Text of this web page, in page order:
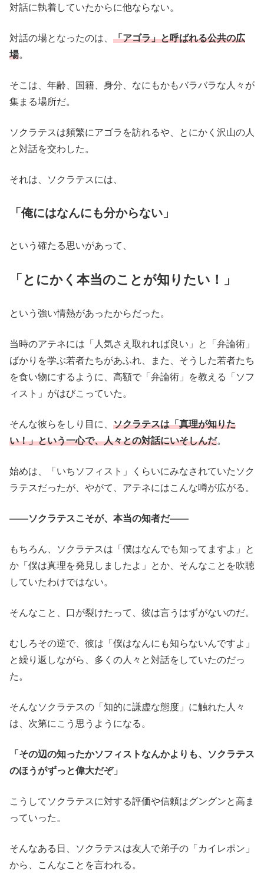
対話に執着していたからに他ならない。
対話の場となったのは、 「アゴラ」と呼ばれる公共の広
場。
そこは、年齢、国籍、身分、なにもかもバラバラな人々が
集まる場所だ。
ソクラテスは頻繁にアゴラを訪れるや、とにかく沢山の人
と対話を交わした。
それは、ソクラテスには、
「俺にはなんにも分からない」
という確たる思いがあって、
「とにかく本当のことが知りたい！」
という強い情熱があったからだった。
当時のアテネには「人気さえ取れれば良い」と「弁論術」
ばかりを学ぶ若者たちがあふれ、また、そうした若者たち
を食い物にするように、高額で「弁論術」を教える「ソフ
ィスト」がはびこっていた。
そんな彼らをしり目に、 ソクラテスは「真理が知りた
い！」という一心で、人々との対話にいそしんだ。
始めは、「いちソフィスト」くらいにみなされていたソク
ラテスだったが、やがて、アテネにはこんな噂が広がる。
――ソクラテスこそが、本当の知者だ――
もちろん、ソクラテスは「僕はなんでも知ってますよ」と
か「僕は真理を発見しましたよ」とか、そんなことを吹聴
していたわけではない。
そんなこと、口が裂けたって、彼は言うはずがないのだ。
むしろその逆で、彼は「僕はなんにも知らないんですよ」
と繰り返しながら、多くの人々と対話をしていたのだっ
た。
そんなソクラテスの「知的に謙虚な態度」に触れた人々
は、次第にこう思うようになる。
「その辺の知ったかソフィストなんかよりも、ソクラテス
のほうがずっと偉大だぞ」
こうしてソクラテスに対する評価や信頼はグングンと高ま
っていった。
そんなある日、ソクラテスは友人で弟子の「カイレポン」
から、こんなことを言われる。